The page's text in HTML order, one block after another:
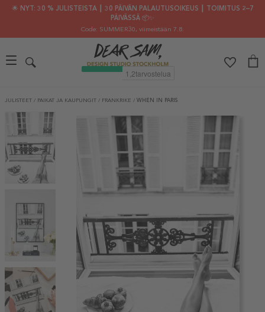
🌟 NYT: 30 % JULISTEISTA ┃ 30 PÄIVÄN PALAUTUSOIKEUS ┃ TOIMITUS 2–7
PÄIVÄSSÄ 📦✨
Code: SUMMER30, viimeistään 7.8.
JULISTEET / PAIKAT JA KAUPUNGIT / FRANKRIKE / WHEN IN PARIS